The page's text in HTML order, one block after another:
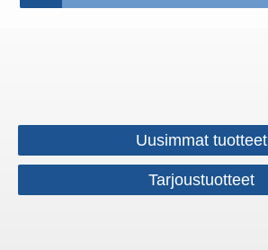
Uusimmat tuotteet
Tarjoustuotteet